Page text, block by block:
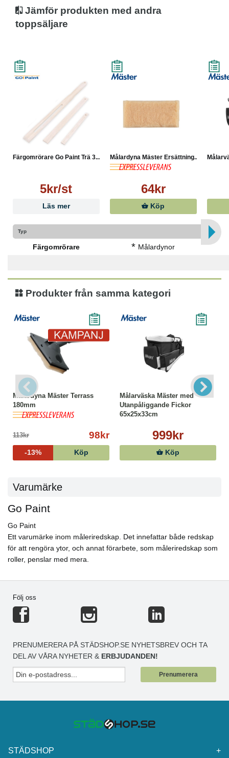
Jämför produkten med andra
toppsäljare
Färgomrörare Go Paint Trä 3...
5kr/st
Läs mer
Målardyna Mäster Ersättning...
64kr
Köp
Typ
Färgomrörare * Målardynor
Produkter från samma kategori
Målardyna Mäster Terrass
180mm
113kr 98kr
-13% Köp
Målarväska Mäster med
Utanpåliggande Fickor
65x25x33cm
999kr
Köp
Varumärke
Go Paint
Go Paint
Ett varumärke inom måleriredskap. Det innefattar både redskap
för att rengöra ytor, och annat förarbete, som måleriredskap som
roller, penslar med mera.
Följ oss
PRENUMERERA PÅ STÄDSHOP.SE NYHETSBREV OCH TA
DEL AV VÅRA NYHETER & ERBJUDANDEN!
Prenumerera
STÄDSHOP +